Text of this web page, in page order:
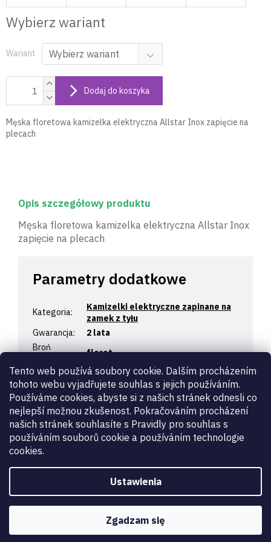
Tento web používá soubory cookie. Dalším procházením
tohoto webu vyjadřujete souhlas s jejich používáním.
Používáme cookies, abyste si z našich stránek odnesli co
nejlepší možnou zkušenost. Pokračováním procházení
našich stránek souhlasíte s Pravidly pro souhlas s
používáním souborů cookie a používáním technologie
cookies.
Ustawienia
Zgadzam się
Wybierz wariant
Wariant
Dodaj do koszyka
Męska floretowa kamizelka elektryczna Allstar Inox zapięcie na
plecach
Opis szczegółowy produktu
Męska floretowa kamizelka elektryczna Allstar Inox
zapięcie na plecach
Parametry dodatkowe
Kategoria:
Kamizelki elektryczne zapinane na
zamek z tyłu
Gwarancja:
2 lata
Broń
floret
Certyfikacja:
Do turniejów FIE
Poziom : początkujący,profesjonalista,
ekonomiczne, high tech,hobby
Rodzaj
towaru:
kamizelka elektryczna
dla praworęcznych,dla
Turnieje FIE:
Tak certyfikowana do zawodów FIE
męskie
kód výrobce: 1245H